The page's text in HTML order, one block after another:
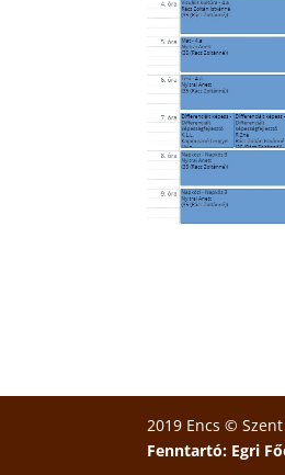
2019 Encs ©
Fenntartó: Egri